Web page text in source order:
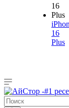
16
Plus